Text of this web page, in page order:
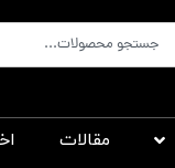
مقالات